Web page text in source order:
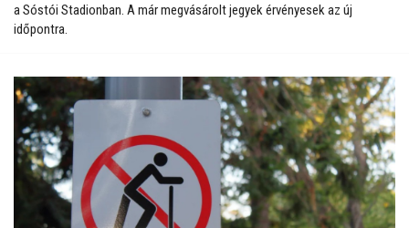
a Sóstói Stadionban. A már megvásárolt jegyek érvényesek az új
időpontra.